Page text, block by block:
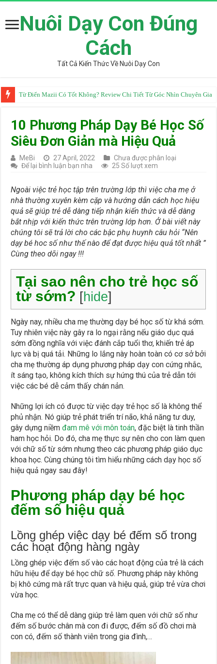
Nuôi Dạy Con Đúng
Cách
Tất Cả Kiến Thức Về Nuôi Dạy Con
Từ Điển Mazii Có Tốt Không? Review Chi Tiết Từ Góc Nhìn Chuyên Gia
10 Phương Pháp Dạy Bé Học Số
Siêu Đơn Giản mà Hiệu Quả
MeBi 27 April, 2022
Chưa được phân loại
Để lại bình luận bạn nha
25 Số lượt xem
Ngoài việc trẻ học tập trên trường lớp thì việc cha mẹ ở
nhà thường xuyên kèm cặp và hướng dẫn cách học hiệu
quả sẽ giúp trẻ dễ dàng tiếp nhận kiến thức và dễ dàng
bắt nhịp với kiến thức trên trường lớp hơn. Ở bài viết này
chúng tôi sẽ trả lời cho các bậc phụ huynh câu hỏi “Nên
dạy bé hoc số như thế nào để đạt được hiệu quả tốt nhất ”
Cùng theo dõi ngay !!!
Tại sao nên cho trẻ học số
từ sớm? [hide]
Ngày nay, nhiều cha mẹ thường dạy bé học số từ khá sớm.
Tuy nhiên việc này gây ra lo ngại rằng nếu giáo dục quá
sớm đồng nghĩa với việc đánh cắp tuổi thơ, khiến trẻ áp
lực và bị quá tải. Những lo lắng này hoàn toàn có cơ sở bởi
cha mẹ thường áp dụng phương pháp dạy con cứng nhắc,
ít sáng tạo, không kích thích sự hứng thú của trẻ dẫn tới
việc các bé dễ cảm thấy chán nản.
Những lợi ích có được từ việc dạy trẻ học số là không thể
phủ nhận. Nó giúp trẻ phát triển trí não, khả năng tư duy,
gây dựng niềmđam mê với môn toán, đặc biệt là tinh thần
ham học hỏi. Do đó, cha mẹ thực sự nên cho con làm quen
với chữ số từ sớm nhưng theo các phương pháp giáo dục
khoa học. Cùng chúng tôi tìm hiểu những cách dạy học số
hiệu quả ngay sau đây!
Phương pháp dạy bé học
đếm số hiệu quả
Lồng ghép việc dạy bé đếm số trong
các hoạt động hàng ngày
Lồng ghép việc đếm số vào các hoạt động của trẻ là cách
hữu hiệu để dạy bé học chữ số. Phương pháp này không
bị khô cứng mà rất trực quan và hiệu quả, giúp trẻ vừa chơi
vừa học.
Cha mẹ có thể dễ dàng giúp trẻ làm quen với chữ số như
đếm số bước chân mà con đi được, đếm số đồ chơi mà
con có, đếm số thành viên trong gia đình,…